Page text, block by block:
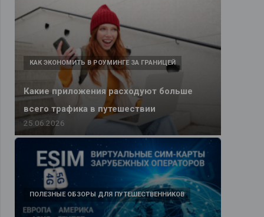
Какие приложения расходуют больше
всего трафика в путешествии
КАК ЭКОНОМИТЬ В РОУМИНГЕ ЗА ГРАНИЦЕЙ
25.06.2026
ПОЛЕЗНЫЕ ОБЗОРЫ ДЛЯ ПУТЕШЕСТВЕННИКОВ